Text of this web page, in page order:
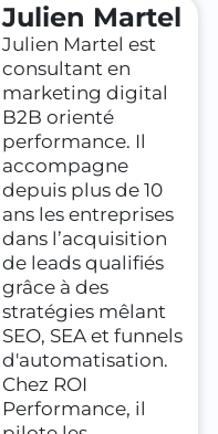
Julien Martel
Julien Martel est
consultant en
marketing digital
B2B orienté
performance. Il
accompagne
depuis plus de 10
ans les entreprises
dans l’acquisition
de leads qualifiés
grâce à des
stratégies mêlant
SEO, SEA et funnels
d'automatisation.
Chez ROI
Performance, il